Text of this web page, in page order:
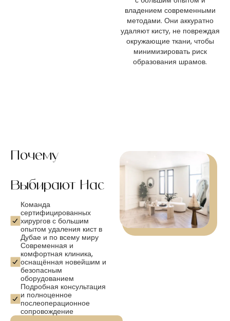
владением современными
методами. Они аккуратно
удаляют кисту, не повреждая
окружающие ткани, чтобы
минимизировать риск
образования шрамов.
Почему
Выбирают Нас
Команда
сертифицированных
хирургов с большим
опытом удаления кист в
Дубае и по всему миру
Современная и
комфортная клиника,
оснащённая новейшим и
безопасным
оборудованием
Подробная консультация
и полноценное
послеоперационное
сопровождение